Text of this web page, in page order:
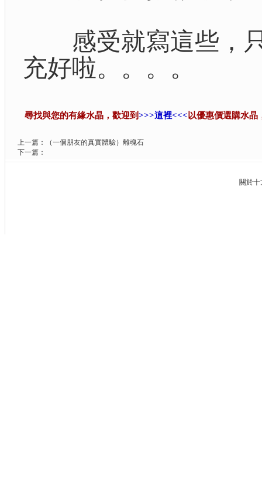
感受就寫這些，只
充好啦。。。。
尋找與您的有緣水晶，歡迎到>>>這裡<<< 以優惠價選購水
上一篇：
（一個朋友的真實體驗）離魂石
下一篇：
關於